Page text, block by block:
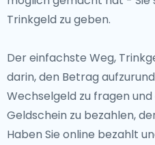
Trinkgeld zu geben.
Der einfachste Weg,
darin, den Betrag
Wechselgeld zu fragen
Geldschein zu bezahlen,
Haben Sie online bezahlt